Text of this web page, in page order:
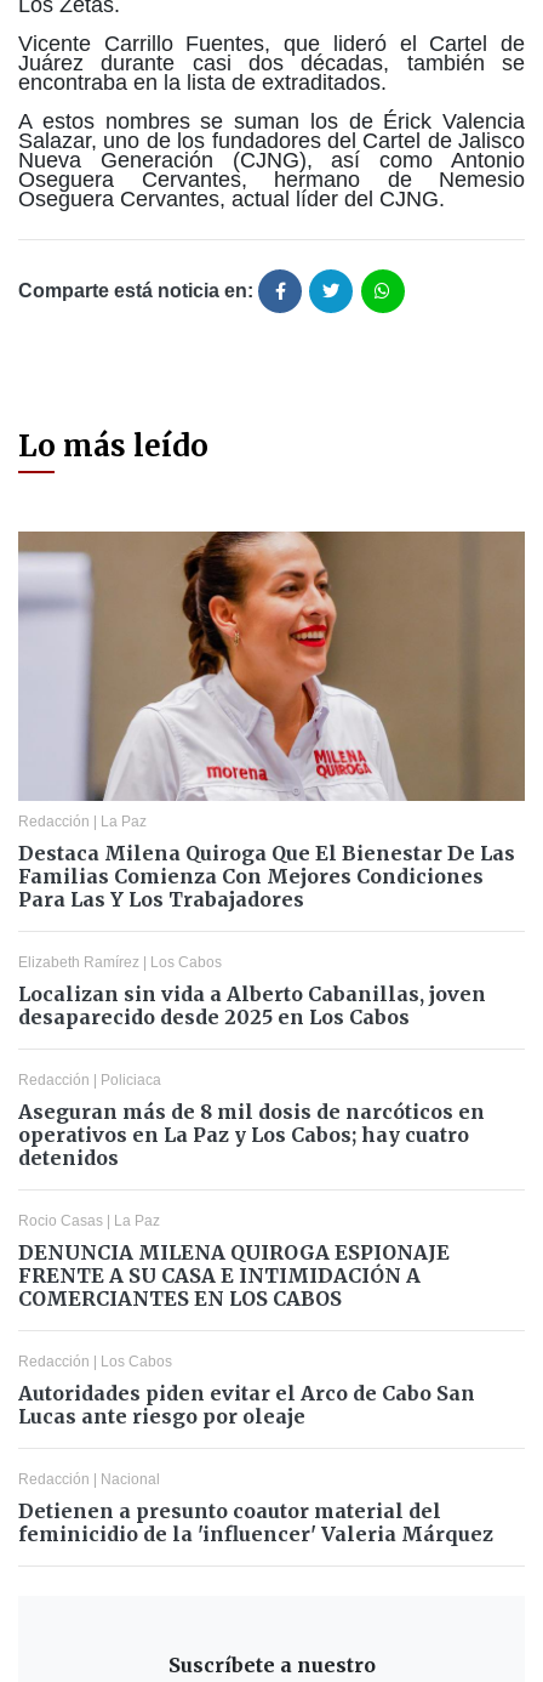
Los Zetas.
Vicente Carrillo Fuentes, que lideró el Cartel de
Juárez durante casi dos décadas, también se
encontraba en la lista de extraditados.
A estos nombres se suman los de Érick Valencia
Salazar, uno de los fundadores del Cartel de Jalisco
Nueva Generación (CJNG), así como Antonio
Oseguera Cervantes, hermano de Nemesio
Oseguera Cervantes, actual líder del CJNG.
Comparte está noticia en:
Lo más leído
Redacción | La Paz
Destaca Milena Quiroga Que El Bienestar De Las
Familias Comienza Con Mejores Condiciones
Para Las Y Los Trabajadores
Elizabeth Ramírez | Los Cabos
Localizan sin vida a Alberto Cabanillas, joven
desaparecido desde 2025 en Los Cabos
Redacción | Policiaca
Aseguran más de 8 mil dosis de narcóticos en
operativos en La Paz y Los Cabos; hay cuatro
detenidos
Rocio Casas | La Paz
DENUNCIA MILENA QUIROGA ESPIONAJE
FRENTE A SU CASA E INTIMIDACIÓN A
COMERCIANTES EN LOS CABOS
Redacción | Los Cabos
Autoridades piden evitar el Arco de Cabo San
Lucas ante riesgo por oleaje
Redacción | Nacional
Detienen a presunto coautor material del
feminicidio de la 'influencer' Valeria Márquez
Suscríbete a nuestro